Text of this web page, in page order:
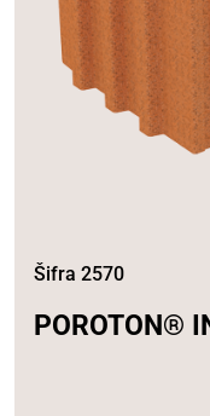
Šifra 2570
POROTON®